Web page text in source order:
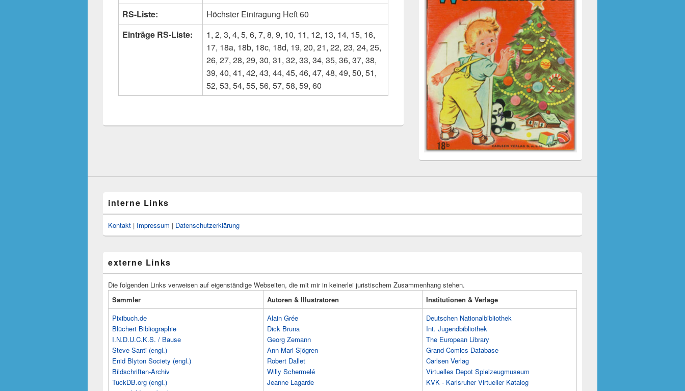
RS-Liste:
Höchster Eintragung Heft 60
Einträge RS-Liste:
1, 2, 3, 4, 5, 6, 7, 8, 9, 10, 11, 12, 13, 14, 15, 16,
17, 18a, 18b, 18c, 18d, 19, 20, 21, 22, 23, 24, 25,
26, 27, 28, 29, 30, 31, 32, 33, 34, 35, 36, 37, 38,
39, 40, 41, 42, 43, 44, 45, 46, 47, 48, 49, 50, 51,
52, 53, 54, 55, 56, 57, 58, 59, 60
interne Links
Kontakt | Impressum | Datenschutzerklärung
externe Links
Die folgenden Links verweisen auf eigenständige Webseiten, die mit mir in keinerlei juristischem Zusammenhang stehen.
Sammler
Autoren & Illustratoren
Institutionen & Verlage
Pixibuch.de
Blüchert Bibliographie
I.N.D.U.C.K.S. / Bause
Steve Santi (engl.)
Enid Blyton Society (engl.)
Bildschriften-Archiv
TuckDB.org (engl.)
Alain Grée
Dick Bruna
Georg Zemann
Ann Mari Sjögren
Robert Dallet
Willy Schermelé
Jeanne Lagarde
Deutschen Nationalbibliothek
Int. Jugendbibliothek
The European Library
Grand Comics Database
Carlsen Verlag
Virtuelles Depot Spielzeugmuseum
KVK - Karlsruher Virtueller Katalog